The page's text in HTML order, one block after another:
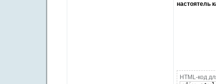
настоятель
HTML-код